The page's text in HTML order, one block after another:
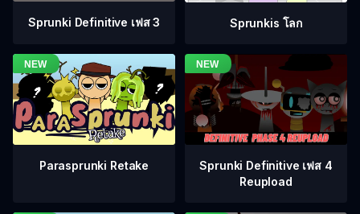
Sprunki Definitive เฟส 3 Sprunkis โลก
Parasprunki Retake
Sprunki Definitive เฟส 4
Reupload